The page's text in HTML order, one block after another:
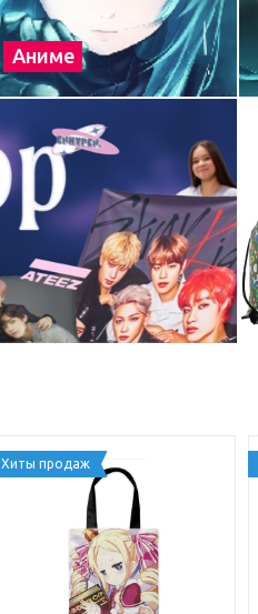
Аниме
Хиты продаж